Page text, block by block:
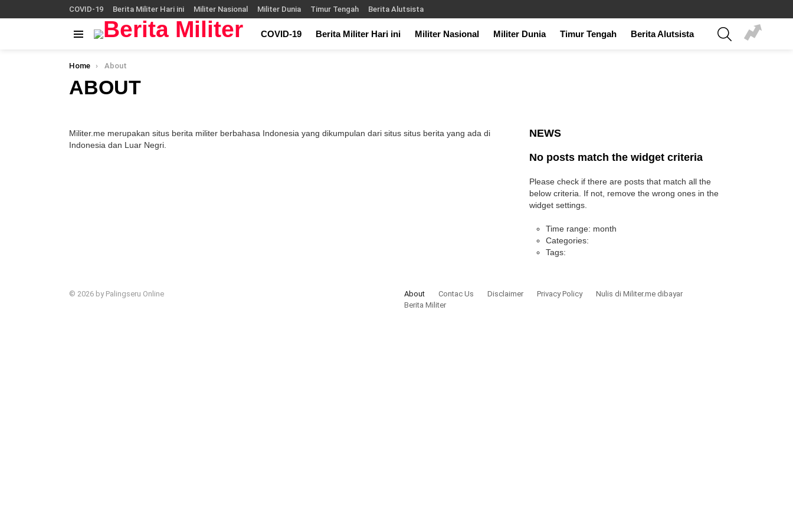
COVID-19 Berita Militer Hari ini Militer Nasional Militer Dunia Timur Tengah Berita Alutsista
COVID-19 Berita Militer Hari ini Militer Nasional Militer Dunia Timur Tengah Berita Alutsista
SEARCH
You are here:
Home About
ABOUT
Militer.me merupakan situs berita militer berbahasa Indonesia yang dikumpulan dari situs situs berita yang ada di
Indonesia dan Luar Negri.
NEWS
No posts match the widget criteria
Please check if there are posts that match all the
below criteria. If not, remove the wrong ones in the
widget settings.
Time range: month
Categories:
Tags:
© 2026 by Palingseru Online About Contac Us Disclaimer Privacy Policy
Nulis di Militer.me dibayar
Berita Militer